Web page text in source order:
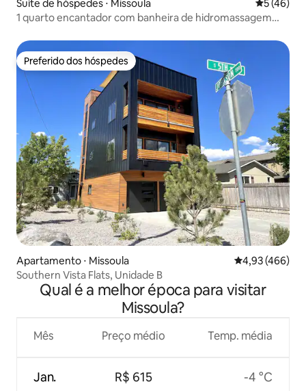
Suíte de hóspedes ⋅ Missoula 5 de uma
5 (46)
1 quarto encantador com banheira de hidromassagem
Preferido dos hóspedes
Preferido dos hóspedes
Apartamento ⋅ Missoula 4,93 de uma
4,93 (466)
Southern Vista Flats, Unidade B
Qual é a melhor época para visitar
Missoula?
Mês
Jan.
Preço médio
R$ 615
Temp. média
-4 °C